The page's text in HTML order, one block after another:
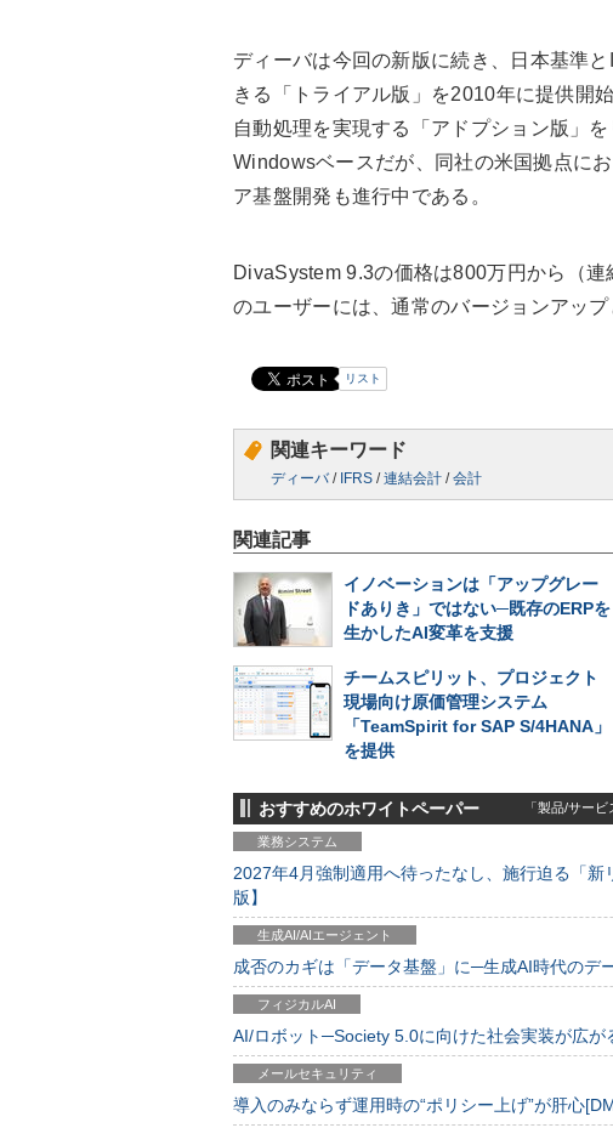
ディーバは今回の新版に続き、日本基準
きる「トライアル版」を2010年に提供開
自動処理を実現する「アドプション版」
Windowsベースだが、同社の米国拠点に
ア基盤開発も進行中である。
DivaSystem 9.3の価格は800万円から（
のユーザーには、通常のバージョンアップ
リスト
関連キーワード
ディーバ/ IFRS /連結会計 /会計
関連記事
イノベーションは「アップグレー
ドありき」ではない─既存のERPを
生かしたAI変革を支援
チームスピリット、プロジェクト
現場向け原価管理システム
「TeamSpirit for SAP S/4HANA」
を提供
おすすめのホワイトペーパー 「製品/サー
業務システム
2027年4月強制適用へ待ったなし、施行迫る「
版】
生成AI/AIエージェント
成否のカギは「データ基盤」に─生成AI時代のデ
フィジカルAI
AI/ロボット─Society 5.0に向けた社会実装が広が
メールセキュリティ
導入のみならず運用時の“ポリシー上げ”が肝心